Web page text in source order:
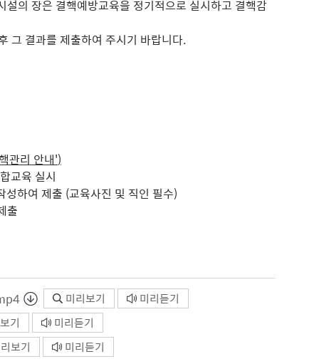
설의 장은 결핵예방교육을 정기적으로 실시하고 결핵감
그 결과를 제출하여 주시기 바랍니다.
관리 안내')
교육 실시
성하여 제출 (교육사진 및 직인 필수)
출
미리보기 미리듣기
기 미리듣기
보기 미리듣기